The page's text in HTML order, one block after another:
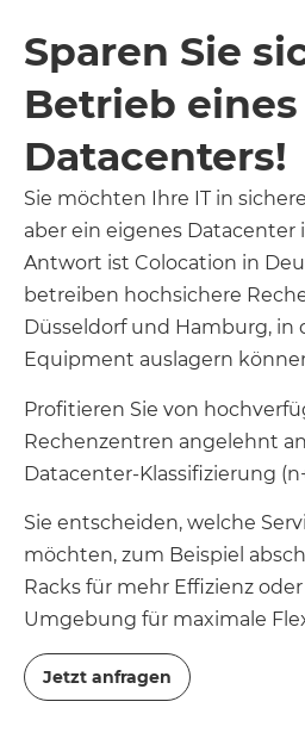
Sparen Sie
Betrieb
Datacenters!
Sie möchten Ihre IT in
aber ein eigenes Datacenter
Antwort ist Colocation in
betreiben hochsichere
Düsseldorf und Hamburg, in
Equipment auslagern
Profitieren Sie von
Rechenzentren angelehnt
Datacenter-Klassifizierung
Sie entscheiden, welche
möchten, zum Beispiel
Racks für mehr Effizienz
Umgebung für maximale
Jetzt anfragen